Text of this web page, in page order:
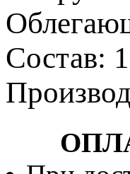
Состав: